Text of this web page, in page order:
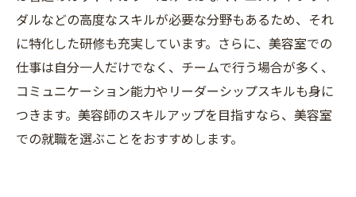
ダルなどの高度なスキルが必要な分野もあるため、それ
に特化した研修も充実しています。さらに、美容室での
仕事は自分一人だけでなく、チームで行う場合が多く、
コミュニケーション能力やリーダーシップスキルも身に
つきます。美容師のスキルアップを目指すなら、美容室
での就職を選ぶことをおすすめします。